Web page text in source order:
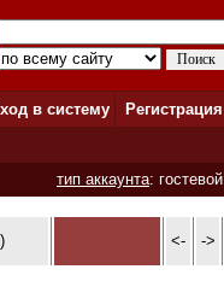
в систему
Регистрация
тип аккаунта: гостевой
<- ->